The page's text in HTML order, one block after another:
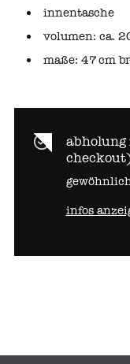
innentasche
volumen: ca.
maße: 47 cm
abholung
infos